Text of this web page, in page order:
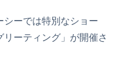
シーでは特別なショー
リーティング」が開催さ